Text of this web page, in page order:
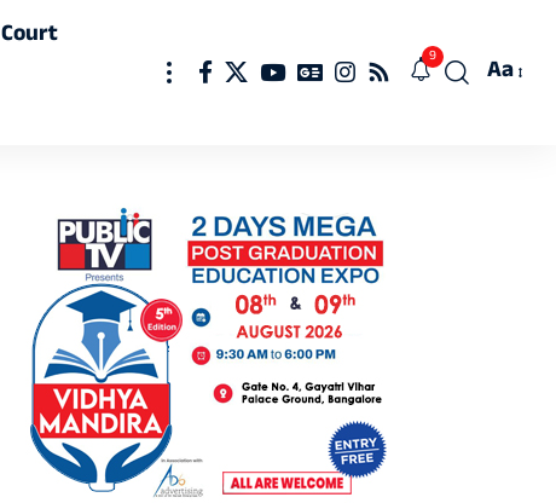
Court
9
Font
Aa